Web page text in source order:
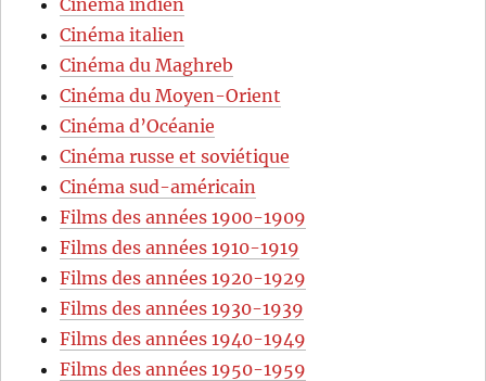
Cinéma italien
Cinéma du Maghreb
Cinéma du Moyen-Orient
Cinéma d’Océanie
Cinéma russe et soviétique
Cinéma sud-américain
Films des années 1900-1909
Films des années 1910-1919
Films des années 1920-1929
Films des années 1930-1939
Films des années 1940-1949
Films des années 1950-1959